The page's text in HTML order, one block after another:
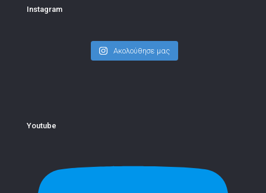
Instagram
Ακολούθησε μας
Youtube